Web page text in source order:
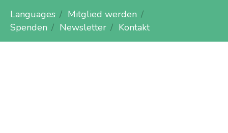
Languages
Mitglied werden
Spenden
Newsletter Kontakt